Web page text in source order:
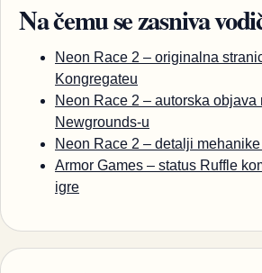
Na čemu se zasniva
Neon Race 2 – originalna
Kongregateu
Neon Race 2 – autorska objava
Newgrounds-u
Neon Race 2 – detalji
Armor Games – status Ruffle
igre